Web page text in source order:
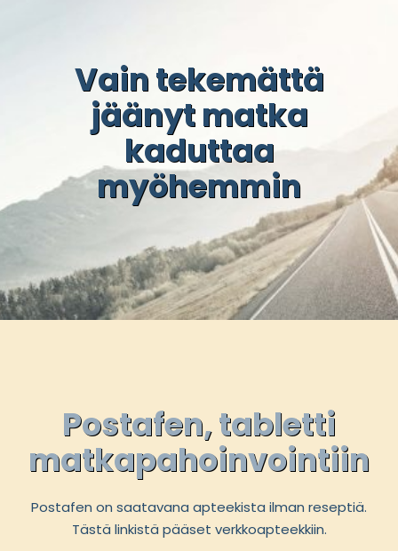
Vain tekemättä
jäänyt matka
kaduttaa
myöhemmin
Postafen, tabletti
matkapahoinvointiin
Postafen on saatavana apteekista ilman reseptiä.
Tästä linkistä pääset verkkoapteekkiin.